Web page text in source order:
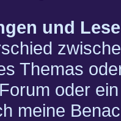
und
Themas
oder
meine